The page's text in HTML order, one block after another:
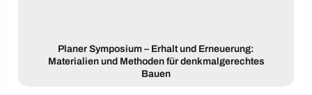
Planer Symposium – Erhalt und Erneuerung:
Materialien und Methoden für denkmalgerechtes
Bauen